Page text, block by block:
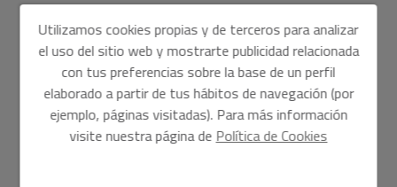
Chalet/VillaenPedreguer - Monte Solana
PE-012 Villa moderna con vistas a la montaña
Espectacular villa de estilo moderno en la tranquila
urbanización Monte Solana en Pedreguer, ofrece diseños
únicos que brinda comodidad, luminosidad, belleza y
Utilizamos cookies propias y de terceros para analizar
el uso del sitio web y mostrarte publicidad relacionada
con tus preferencias sobre la base de un perfil
elaborado a partir de tus hábitos de navegación (por
ejemplo, páginas visitadas). Para más información
visite nuestra página de Política de Cookies